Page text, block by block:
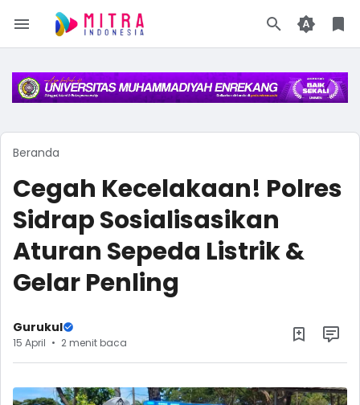
Beranda
Cegah Kecelakaan! Polres
Sidrap Sosialisasikan
Aturan Sepeda Listrik &
Gelar Penling
Gurukul
15 April 2 menit baca